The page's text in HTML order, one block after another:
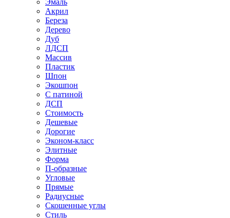
Эмаль
Акрил
Береза
Дерево
Дуб
ЛДСП
Массив
Пластик
Шпон
Экошпон
С патиной
ДСП
Стоимость
Дешевые
Дорогие
Эконом-класс
Элитные
Форма
П-образные
Угловые
Прямые
Радиусные
Скошенные углы
Стиль